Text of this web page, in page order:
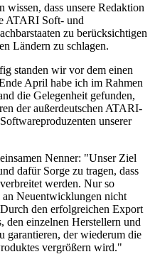
dass unsere Redaktion
ATARI Soft- und
zu berücksichtigen
Ländern zu schlagen.
standen wir vor dem einen
April habe ich im Rahmen
die Gelegenheit gefunden,
der außerdeutschen ATARI-
unserer
Nenner: "Unser Ziel
dafür Sorge zu tragen, dass
werden. Nur so
Neuentwicklungen nicht
den erfolgreichen Export
den einzelnen Herstellern und
garantieren, der wiederum die
vergrößern wird."